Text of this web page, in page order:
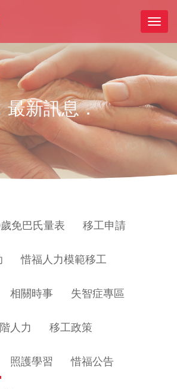
最新訊息．
免巴氏量表 移工申請
惜福人力模範移工
相關時事 失智症專區
人力 移工政策
照護學習 惜福公告